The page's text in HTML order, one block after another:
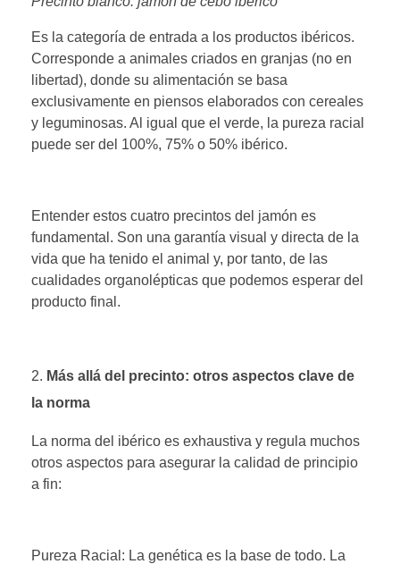
Es la categoría de entrada a los productos ibéricos.
Corresponde a animales criados en granjas (no en
libertad), donde su alimentación se basa
exclusivamente en piensos elaborados con cereales
y leguminosas. Al igual que el verde, la pureza racial
puede ser del 100%, 75% o 50% ibérico.
Entender estos cuatro precintos del jamón es
fundamental. Son una garantía visual y directa de la
vida que ha tenido el animal y, por tanto, de las
cualidades organolépticas que podemos esperar del
producto final.
Más allá del precinto: otros aspectos clave de
la norma
La norma del ibérico es exhaustiva y regula muchos
otros aspectos para asegurar la calidad de principio
a fin:
Pureza Racial: La genética es la base de todo. La